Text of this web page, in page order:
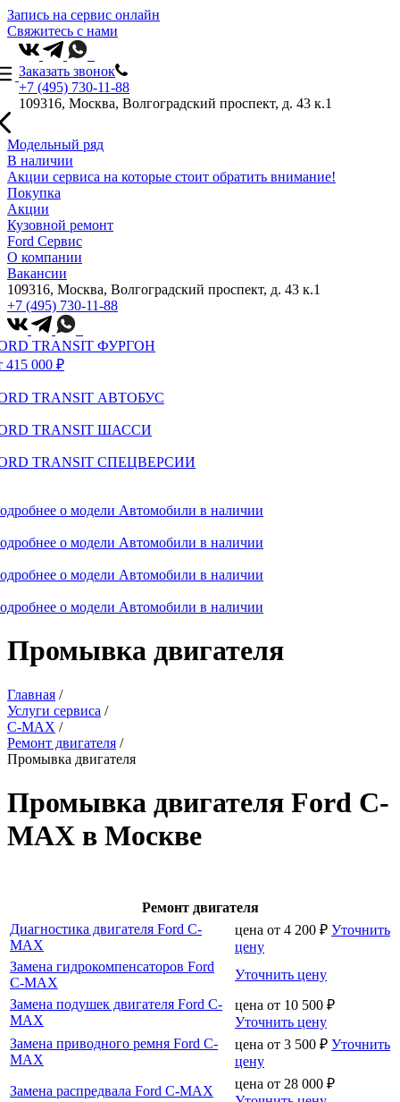
Запись на сервис онлайн
Свяжитесь с нами
Заказать звонок
+7 (495) 730-11-88
109316, Москва, Волгоградский проспект, д. 43 к.1
Модельный ряд
В наличии
Акции сервиса на которые стоит обратить внимание!
Покупка
Акции
Кузовной ремонт
Ford Сервис
О компании
Вакансии
109316, Москва, Волгоградский проспект, д. 43 к.1
+7 (495) 730-11-88
TRANSIT ФУРГОН
415 000 ₽
TRANSIT АВТОБУС
TRANSIT ШАССИ
TRANSIT СПЕЦВЕРСИИ
о модели Автомобили в наличии
о модели Автомобили в наличии
о модели Автомобили в наличии
о модели Автомобили в наличии
Промывка двигателя
Главная /
Услуги сервиса /
C-MAX /
Ремонт двигателя /
Промывка двигателя
Промывка двигателя Ford C-
MAX в Москве
Ремонт двигателя
Диагностика двигателя Ford C-
MAX
цена от 4 200 ₽ Уточнить
цену
Замена гидрокомпенсаторов Ford
C-MAX
Уточнить цену
Замена подушек двигателя Ford C-
MAX
цена от 10 500 ₽
Уточнить цену
Замена приводного ремня Ford C-
MAX
цена от 3 500 ₽ Уточнить
цену
Замена распредвала Ford C-MAX
цена от 28 000 ₽